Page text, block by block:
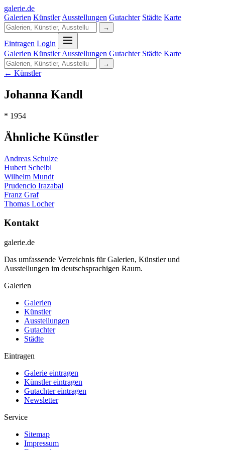
galerie.de
Galerien Künstler Ausstellungen Gutachter Städte Karte
→
Eintragen Login
Galerien Künstler Ausstellungen Gutachter Städte Karte
→
← Künstler
Johanna Kandl
* 1954
Ähnliche Künstler
Andreas Schulze
Hubert Scheibl
Wilhelm Mundt
Prudencio Irazabal
Franz Graf
Thomas Locher
Kontakt
galerie.de
Das umfassende Verzeichnis für Galerien, Künstler und
Ausstellungen im deutschsprachigen Raum.
Galerien
Galerien
Künstler
Ausstellungen
Gutachter
Städte
Eintragen
Galerie eintragen
Künstler eintragen
Gutachter eintragen
Newsletter
Service
Sitemap
Impressum